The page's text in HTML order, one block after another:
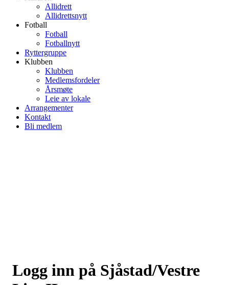
Allidrett
Allidrettsnytt
Fotball
Fotball
Fotballnytt
Ryttergruppe
Klubben
Klubben
Medlemsfordeler
Årsmøte
Leie av lokale
Arrangementer
Kontakt
Bli medlem
Logg inn på Sjåstad/Vestre